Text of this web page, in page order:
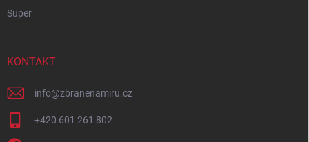
Super
KONTAKT
info@zbranenamiru.cz
+420 601 261 802